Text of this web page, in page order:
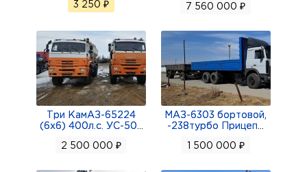
Колесная формула: 6×4
Тип двигателя: Дизельный, с турбонаддувом
Коробка передач: 12JSDX220TA-B
Модель двигателя: WP12.430E50
Мощность двигателя: 430/316 кВт/л.с.
Габариты - ширина техники: 2500–2550 мм
3 250 ₽ 7 560 000 ₽
Три КамАЗ-65224
(6х6) 400л.с. УС-50
2 500 000 ₽
МАЗ-6303 бортовой,
-238турбо Прицеп
1 500 000 ₽